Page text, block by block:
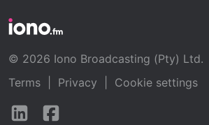
© 2026 Iono Broadcasting (Pty) Ltd.
Terms
Privacy
Cookie settings
Follow